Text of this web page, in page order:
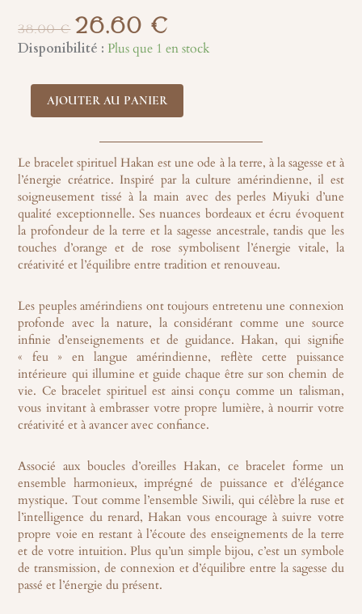
38,00€
LE
PRIX
INITIAL
26,60€
ACTUEL
Disponibilité : Plus que 1 en stock
quantité
spirituel
amérindien
miyuki
-
Hakan
AJOUTER AU PANIER
Le bracelet spirituel Hakan est une ode à la terre, à la sagesse et à
l’énergie créatrice. Inspiré par la culture amérindienne, il est
soigneusement tissé à la main avec des perles Miyuki d’une
qualité exceptionnelle. Ses nuances bordeaux et écru évoquent
la profondeur de la terre et la sagesse ancestrale, tandis que les
touches d’orange et de rose symbolisent l’énergie vitale, la
créativité et l’équilibre entre tradition et renouveau.
Les peuples amérindiens ont toujours entretenu une connexion
profonde avec la nature, la considérant comme une source
infinie d’enseignements et de guidance. Hakan, qui signifie
« feu » en langue amérindienne, reflète cette puissance
intérieure qui illumine et guide chaque être sur son chemin de
vie. Ce bracelet spirituel est ainsi conçu comme un talisman,
vous invitant à embrasser votre propre lumière, à nourrir votre
créativité et à avancer avec confiance.
Associé aux boucles d’oreilles Hakan, ce bracelet forme un
ensemble harmonieux, imprégné de puissance et d’élégance
mystique. Tout comme l’ensemble Siwili, qui célèbre la ruse et
l’intelligence du renard, Hakan vous encourage à suivre votre
propre voie en restant à l’écoute des enseignements de la terre
et de votre intuition. Plus qu’un simple bijou, c’est un symbole
de transmission, de connexion et d’équilibre entre la sagesse du
passé et l’énergie du présent.